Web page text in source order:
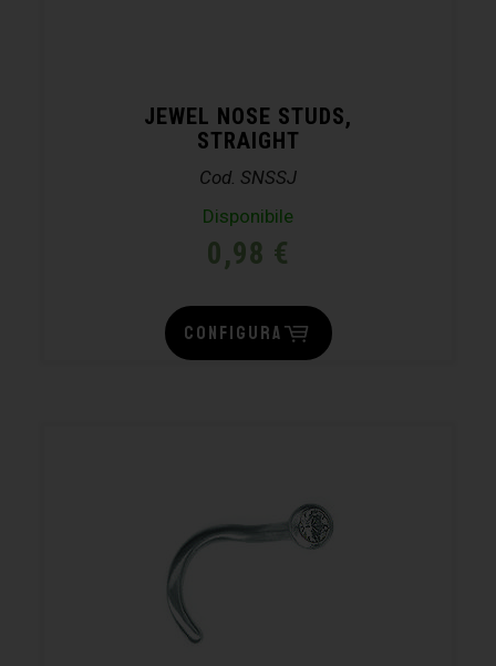
JEWEL NOSE STUDS,
STRAIGHT
Cod. SNSSJ
Disponibile
0,98 €
CONFIGURA